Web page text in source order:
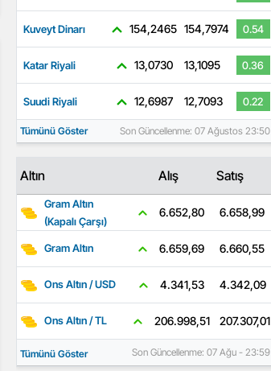
Kuveyt Dinarı 154,2465 154,7974 0.54
Katar Riyali 13,0730 13,1095 0.36
Suudi Riyali 12,6987 12,7093 0.22
Tümünü Göster Son Güncellenme: 07 Ağustos 23:50
Altın Alış Satış
Gram Altın
(Kapalı Çarşı)
6.652,80 6.658,99
Gram Altın 6.659,69 6.660,55
Ons Altın / USD 4.341,53 4.342,09
Ons Altın / TL 206.998,51 207.307,01
Tümünü Göster Son Güncellenme: 07 Ağu - 23:59